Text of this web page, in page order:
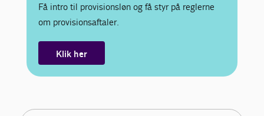
Få intro til provisionsløn og få styr på reglerne
om provisionsaftaler.
Klik her